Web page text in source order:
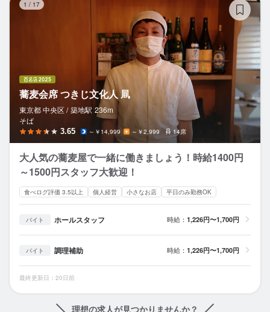
1 / 17
蕎麦会席 つきじ文化人 凬
東京都 中央区 / 築地駅 236m
そば
3.65 ～￥14,999 ～￥2,999 14席
大人気の蕎麦屋で一緒に働きましょう！時給1400円
～1500円スタッフ大歓迎！
食べログ評価 3.5以上 個人経営 小さなお店 平日のみ勤務OK
バイト ホールスタッフ 時給： 1,226円〜1,700円
バイト 調理補助 時給： 1,226円〜1,700円
最終更新日：20日前
理想の求人が見つかりませんか？